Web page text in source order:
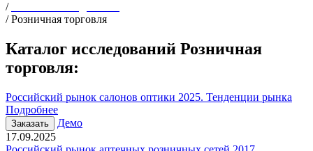
/
/Розничная торговля
Каталог исследований Розничная
торговля:
Российский рынок салонов оптики 2025. Тенденции рынка
Подробнее
Заказать
Демо
17.09.2025